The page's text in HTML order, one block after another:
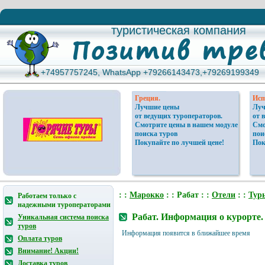
туристическая компания
туристическая компания
+74957757245, WhatsApp +79266143473,+79269199349
+74957757245, WhatsApp +79266143473,+79269199349
Греция.
Лучшие цены
от ведущих туроператоров.
Смотрите цены в нашем модуле
поиска туров
Покупайте по лучшей цене!
от
Работаем только с
надежными туроператорами
Уникальная система поиска
туров
Оплата туров
Внимание! Акции!
Доставка туров
: : Марокко : : Рабат : : Отели : :
Рабат. Информация о курорте.
Информация появится в ближайшее время